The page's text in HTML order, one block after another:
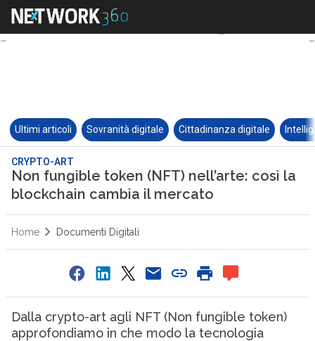
Ultimi articoli Sovranità digitale Cittadinanza digitale
CRYPTO-ART
Non fungible token (NFT) nell’arte: così la
blockchain cambia il mercato
Home Documenti Digitali
Dalla crypto-art agli NFT (Non fungible token)
approfondiamo in che modo la tecnologia